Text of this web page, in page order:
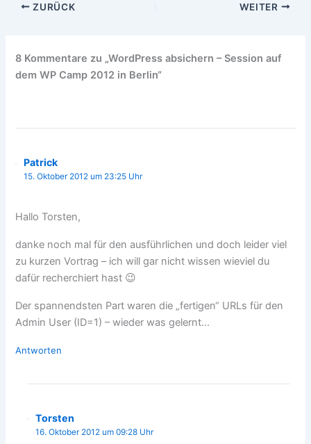
ZURÜCK WEITER
8 Kommentare zu „WordPress absichern – Session auf
dem WP Camp 2012 in Berlin“
Patrick
15. Oktober 2012 um 23:25 Uhr
Hallo Torsten,
danke noch mal für den ausführlichen und doch leider viel
zu kurzen Vortrag – ich will gar nicht wissen wieviel du
dafür recherchiert hast 😉
Der spannendsten Part waren die „fertigen“ URLs für den
Admin User (ID=1) – wieder was gelernt…
Antworten
Torsten
16. Oktober 2012 um 09:28 Uhr